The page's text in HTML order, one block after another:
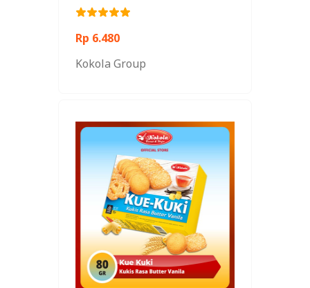
Rp 6.480
Kokola Group